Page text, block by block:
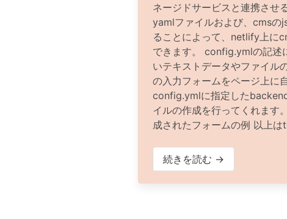
ネージドサービスと連携させ
yamlファイルおよび、cmsの
ることによって、netlify上に
できます。 config.ymlの記述
いテキストデータやファイル
の入力フォームをページ上に
config.ymlに指定した
イルの作成を行ってくれます
成されたフォームの例 以上
続きを読む →